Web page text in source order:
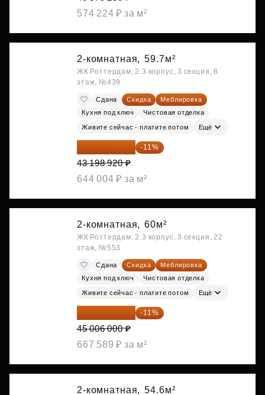
574 224 ₽ за м²
2-комнатная, 59.7м²
ЖК Роттердам, 2.3 корпус, 3 секция, 8
этаж, №439
Сдана Скидка
Меблировка
Кухня под ключ
Чистовая отделка
Живите сейчас - платите потом Ещё
38 447 039 ₽ -11%
43 198 920 ₽
644 004 ₽ за м²
2-комнатная, 60м²
ЖК Роттердам, 2.3 корпус, 3 секция, 22
этаж, №553
Сдана Скидка
Меблировка
Кухня под ключ
Чистовая отделка
Живите сейчас - платите потом Ещё
40 055 340 ₽ -11%
45 006 000 ₽
667 589 ₽ за м²
2-комнатная, 54.6м²